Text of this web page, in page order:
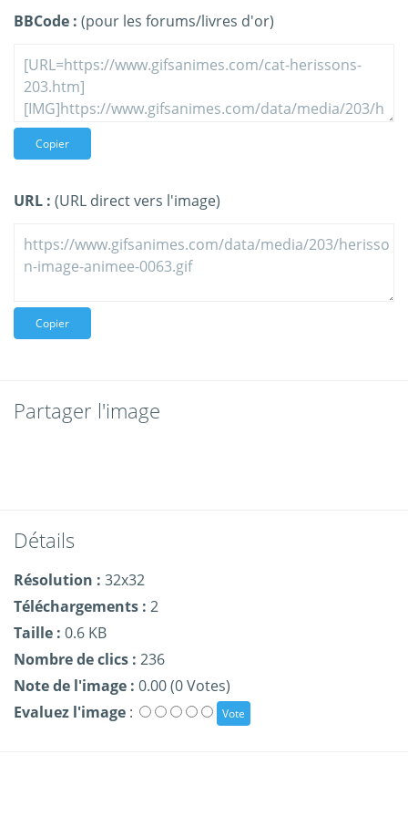
BBCode : (pour les forums/livres d'or)
Copier
URL : (URL direct vers l'image)
Copier
Partager l'image
Détails
Résolution : 32x32
Téléchargements : 2
Taille : 0.6 KB
Nombre de clics : 236
Note de l'image : 0.00 (0 Votes)
Evaluez l'image :